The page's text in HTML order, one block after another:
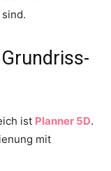
ist Planner 5D.
mit